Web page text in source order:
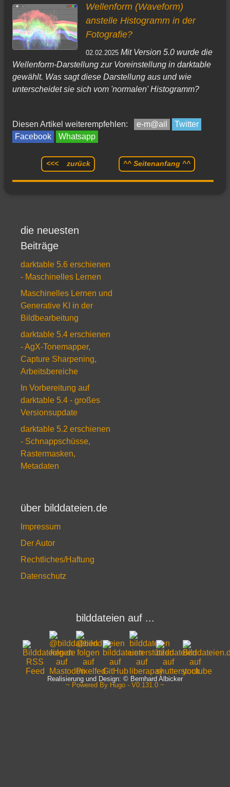
Wellenform (Waveform)
anstelle Histogramm in der
Fotografie?
02.02.2025 Mit Version 5.0 wurde die
Wellenform-Darstellung zur Voreinstellung in darktable
gewählt. Was sagt diese Darstellung aus und wie
unterscheidet sie sich vom 'normalen' Histogramm?
Diesen Artikel weiterempfehlen: e-m@ail
Twitter
Facebook
Whatsapp
<<< zurück ^^ Seitenanfang ^^
die neuesten
Beiträge
darktable 5.6 erschienen
- Maschinelles Lernen
Maschinelles Lernen und
Generative KI in der
Bildbearbeitung
darktable 5.4 erschienen
- AgX-Tonemapper,
Capture Sharpening,
Arbeitsbereiche
In Vorbereitung auf
darktable 5.4 - großes
Versionsupdate
darktable 5.2 erschienen
- Schnappschüsse,
Rastermasken,
Metadaten
über bilddateien.de
Impressum
Der Autor
Rechtliches/Haftung
Datenschutz
bilddateien auf ...
Realisierung und Design: © Bernhard Albicker
~ Powered By Hugo - V0.131.0 ~